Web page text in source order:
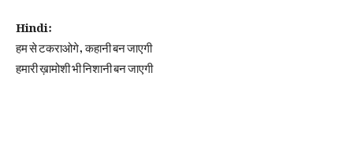
Hindi:
हम से टकराओगे, कहानी बन जाएगी
हमारी ख़ामोशी भी निशानी बन जाएगी